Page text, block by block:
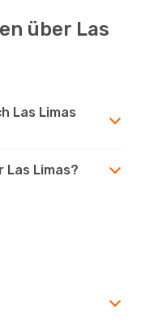
über Las
Las Limas
Limas?